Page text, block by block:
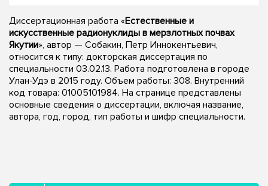
Диссертационная работа «Естественные и
искусственные радионуклиды в мерзлотных почвах
Якутии», автор — Собакин, Петр Иннокентьевич,
относится к типу: докторская диссертация по
специальности 03.02.13. Работа подготовлена в городе
Улан-Удэ в 2015 году. Объем работы: 308. Внутренний
код товара: 01005101984. На странице представлены
основные сведения о диссертации, включая название,
автора, год, город, тип работы и шифр специальности.